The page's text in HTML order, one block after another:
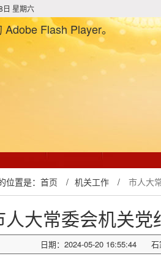
日 星期六
Adobe Flash Player。
位置是： 首页 / 机关工作 / 市人大
人大常委会机关
日期：2024-05-20 16:55:44